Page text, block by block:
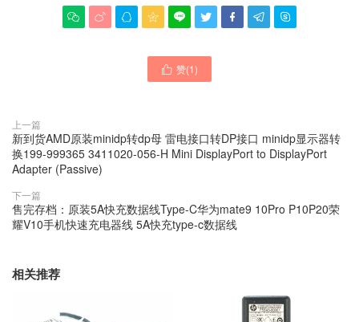
        
 赞(1)
上一篇
新到货AMD原装minidp转dp母 雷电接口转DP接口 minidp显示器转
换199-999365 3411020-056-H Mini DisplayPort to DisplayPort
Adapter (Passive)
下一篇
售完存档：原装5A快充数据线Type-C华为mate9 10Pro P10P20荣
耀V10手机快速充电器线 5A快充type-c数据线
相关推荐